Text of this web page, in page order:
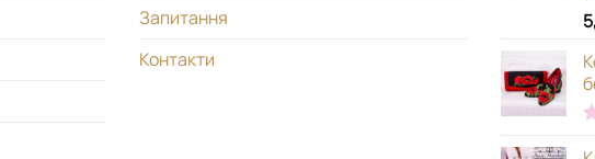
Запитання
Контакти